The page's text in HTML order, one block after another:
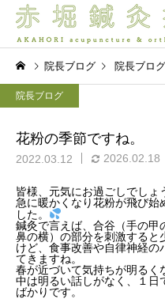
脳バランス療
院長ブログ
夜眠れないのは脳が休
いから？入眠困難の本
理由 前編
院長ブログ 院長ブログ
院長ブログ
花粉の季節ですね。
2022.03.12 2026.02.18
皆様、元気にお過ごしでしょ
急に暖かくなり花粉が飛び始
した。
鍼灸で言えば、合谷（手の甲
鼻の横）の部分を刺激すると
けど、食事改善や自律神経の
てきますね。
春が近づいて気持ちが明るく
中は明るい話しがなく、１日
ばかりです。